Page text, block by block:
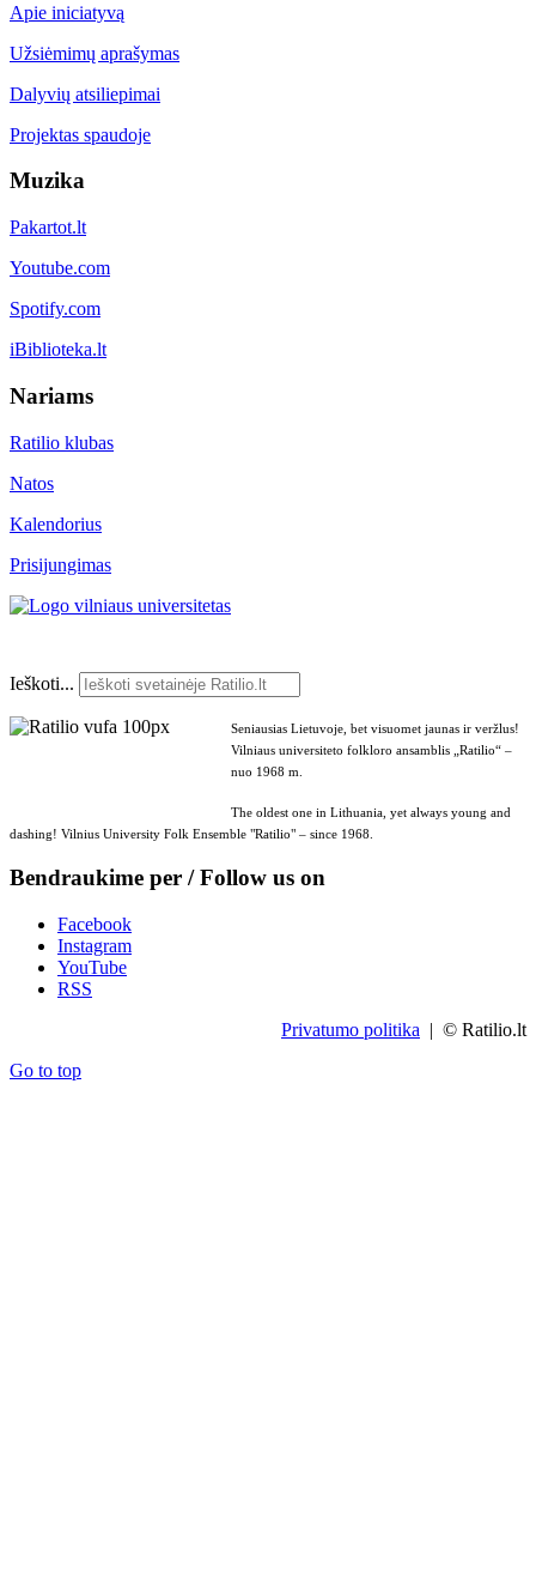
Apie iniciatyvą
Užsiėmimų aprašymas
Dalyvių atsiliepimai
Projektas spaudoje
Muzika
Pakartot.lt
Youtube.com
Spotify.com
iBiblioteka.lt
Nariams
Ratilio klubas
Natos
Kalendorius
Prisijungimas
Ieškoti...
Seniausias Lietuvoje, bet visuomet jaunas ir veržlus!
Vilniaus universiteto folkloro ansamblis „Ratilio“ –
nuo 1968 m.
The oldest one in Lithuania, yet always young and
dashing! Vilnius University Folk Ensemble "Ratilio" – since 1968.
Bendraukime per / Follow us on
Facebook
Instagram
YouTube
RSS
Privatumo politika | © Ratilio.lt
Go to top